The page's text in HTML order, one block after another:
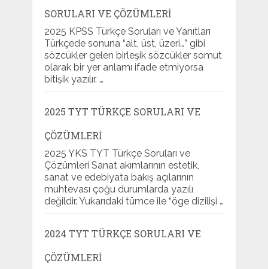
SORULARI VE ÇÖZÜMLERI
2025 KPSS Türkçe Soruları ve Yanıtları
Türkçede sonuna “alt, üst, üzeri…” gibi
sözcükler gelen birleşik sözcükler somut
olarak bir yer anlamı ifade etmiyorsa
bitişik yazılır. …
2025 TYT TÜRKÇE SORULARI VE
ÇÖZÜMLERI
2025 YKS TYT Türkçe Soruları ve
Çözümleri Sanat akımlarının estetik,
sanat ve edebiyata bakış açılarının
muhtevası çoğu durumlarda yazılı
değildir. Yukarıdaki tümce ile “öge dizilişi …
2024 TYT TÜRKÇE SORULARI VE
ÇÖZÜMLERI